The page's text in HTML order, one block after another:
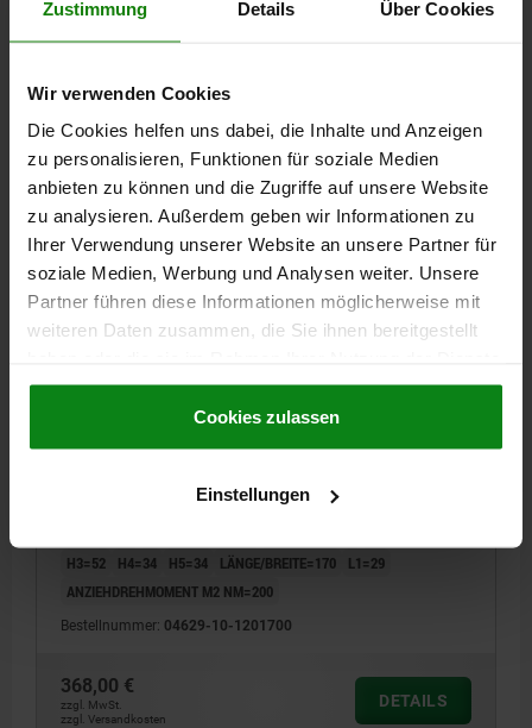
Zustimmung Details Über Cookies
Wir verwenden Cookies
Die Cookies helfen uns dabei, die Inhalte und Anzeigen
zu personalisieren, Funktionen für soziale Medien
anbieten zu können und die Zugriffe auf unsere Website
zu analysieren. Außerdem geben wir Informationen zu
Ihrer Verwendung unserer Website an unsere Partner für
soziale Medien, Werbung und Analysen weiter. Unsere
Partner führen diese Informationen möglicherweise mit
weiteren Daten zusammen, die Sie ihnen bereitgestellt
gesammelt haben.Cookie Richtlinien
Datenschutz|AGB
Cookies zulassen
Einstellungen
Bestellnummer: 04629-10-1161500
zzgl. MwSt.
04629-10 B
KRAFTSPANNER 3-STUFIG, LANGE AUSFÜHRUNG,
FORM:B OHNE SPANNARM, M20, L=170, B=85, H=140,
FORM=B FORM-TYP=OHNE SPANNARM
H3=52
H4=34 H5=34 LÄNGE/BREITE=170
L1=29
ANZIEHDREHMOMENT M2 NM=200
Bestellnummer: 04629-10-1201700
368,00 €
zzgl. MwSt.
zzgl. Versandkosten
DETAILS